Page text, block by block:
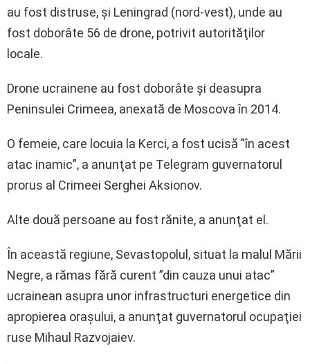
au fost distruse, şi Leningrad (nord-vest), unde au
fost doborâte 56 de drone, potrivit autorităţilor
locale.
Drone ucrainene au fost doborâte şi deasupra
Peninsulei Crimeea, anexată de Moscova în 2014.
O femeie, care locuia la Kerci, a fost ucisă ”în acest
atac inamic”, a anunţat pe Telegram guvernatorul
prorus al Crimeei Serghei Aksionov.
Alte două persoane au fost rănite, a anunţat el.
În această regiune, Sevastopolul, situat la malul Mării
Negre, a rămas fără curent ”din cauza unui atac”
ucrainean asupra unor infrastructuri energetice din
apropierea oraşului, a anunţat guvernatorul ocupaţiei
ruse Mihaul Razvojaiev.